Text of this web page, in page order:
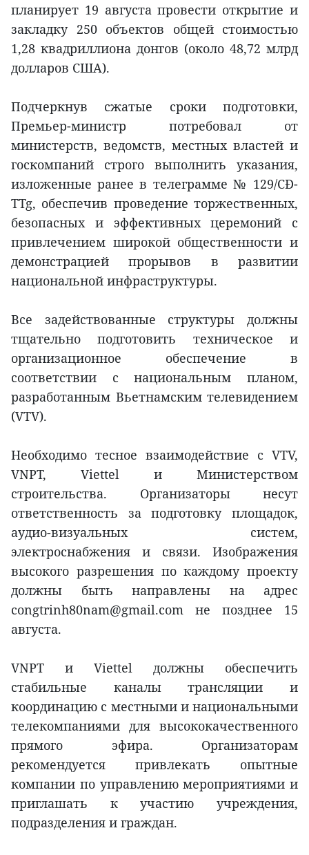
планирует 19 августа провести открытие и
закладку 250 объектов общей стоимостью
1,28 квадриллиона донгов (около 48,72 млрд
долларов США).
Подчеркнув сжатые сроки подготовки,
Премьер-министр потребовал от
министерств, ведомств, местных властей и
госкомпаний строго выполнить указания,
изложенные ранее в телеграмме № 129/CĐ-
TTg, обеспечив проведение торжественных,
безопасных и эффективных церемоний с
привлечением широкой общественности и
демонстрацией прорывов в развитии
национальной инфраструктуры.
Все задействованные структуры должны
тщательно подготовить техническое и
организационное обеспечение в
соответствии с национальным планом,
разработанным Вьетнамским телевидением
(VTV).
Необходимо тесное взаимодействие с VTV,
VNPT, Viettel и Министерством
строительства. Организаторы несут
ответственность за подготовку площадок,
аудио-визуальных систем,
электроснабжения и связи. Изображения
высокого разрешения по каждому проекту
должны быть направлены на адрес
congtrinh80nam@gmail.com не позднее 15
августа.
VNPT и Viettel должны обеспечить
стабильные каналы трансляции и
координацию с местными и национальными
телекомпаниями для высококачественного
прямого эфира. Организаторам
рекомендуется привлекать опытные
компании по управлению мероприятиями и
приглашать к участию учреждения,
подразделения и граждан.